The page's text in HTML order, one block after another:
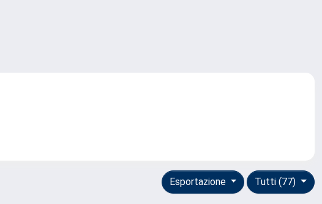
Tutti (77)
Esportazione